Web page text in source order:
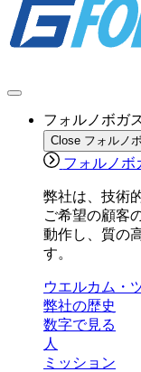
フォルノボガ
Close フォルノ
フォルノボ
弊社は、技術
ご希望の顧客
動作し、質の
す。
ウエルカム・
弊社の歴史
数字で見る
人
ミッション